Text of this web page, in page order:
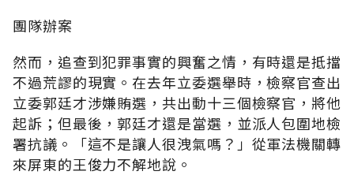
團隊辦案
然而，追查到犯罪事實的興奮之情，有時還是抵擋
不過荒謬的現實。在去年立委選舉時，檢察官查出
立委郭廷才涉嫌賄選，共出動十三個檢察官，將他
起訴；但最後，郭廷才還是當選，並派人包圍地檢
署抗議。「這不是讓人很洩氣嗎？」從軍法機關轉
來屏東的王俊力不解地說。